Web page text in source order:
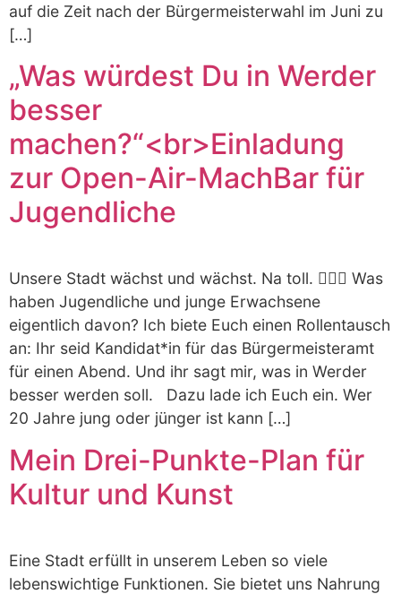
auf die Zeit nach der Bürgermeisterwahl im Juni zu
[…]
„Was würdest Du in Werder
besser
machen?“<br>Einladung
zur Open-Air-MachBar für
Jugendliche
Unsere Stadt wächst und wächst. Na toll. 🤷🏼‍♀️ Was
haben Jugendliche und junge Erwachsene
eigentlich davon? Ich biete Euch einen Rollentausch
an: Ihr seid Kandidat*in für das Bürgermeisteramt
für einen Abend. Und ihr sagt mir, was in Werder
besser werden soll. Dazu lade ich Euch ein. Wer
20 Jahre jung oder jünger ist kann […]
Mein Drei-Punkte-Plan für
Kultur und Kunst
Eine Stadt erfüllt in unserem Leben so viele
lebenswichtige Funktionen. Sie bietet uns Nahrung